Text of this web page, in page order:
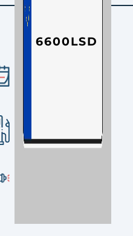
6600LSD
Gasolina